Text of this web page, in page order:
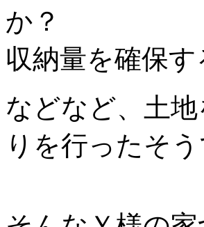
か？
収納量を確保す
などなど、土
りを行ったそう